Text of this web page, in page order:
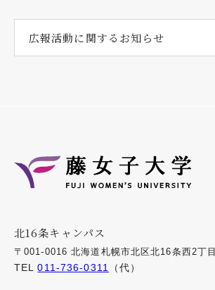
広報活動に関する お知らせ
北16条キャンパス
〒001-0016 北海道札幌市北区北16条西2丁目
TEL011-736-0311 （代）